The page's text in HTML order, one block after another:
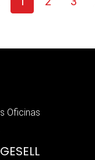
Oficinas